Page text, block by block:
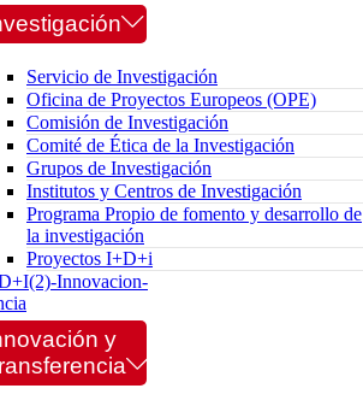
Servicio de Investigación
Oficina de Proyectos Europeos (OPE)
Comisión de Investigación
Comité de Ética de la Investigación
Grupos de Investigación
Institutos y Centros de Investigación
Programa Propio de fomento y desarrollo de
la investigación
Proyectos I+D+i
Innovacion-
y